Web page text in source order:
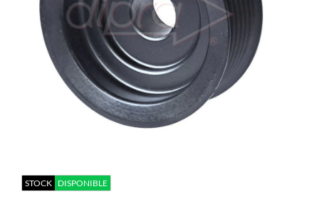
STOCK DISPONIBLE